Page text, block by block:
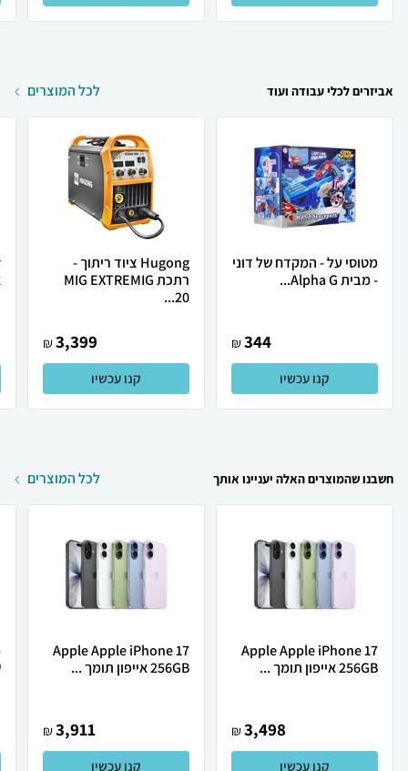
אביזרים לכלי עבודה ועוד לכל המוצרים
מטוסי על - המקדח של דוני
- מבית Alpha G...
344
₪
קנו עכשיו
Hugong ציוד ריתוך -
רתכת MIG EXTREMIG
20...
3,399
₪
קנו עכשיו
חשבנו שהמוצרים האלה יעניינו אותך לכל המוצרים
Apple Apple iPhone 17
256GB אייפון תומך ...
3,498
₪
קנו עכשיו
Apple Apple iPhone 17
256GB אייפון תומך ...
3,911
₪
קנו עכשיו